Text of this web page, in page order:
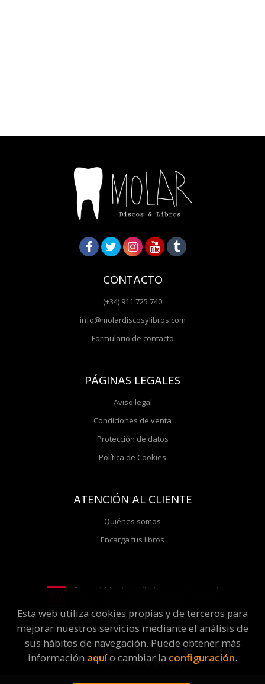
CONTACTO
(+34) 911 725 740
info@molardiscosylibros.com
Formulario de contacto
PÁGINAS LEGALES
Aviso legal
Condiciones de venta
Protección de datos
Política de Cookies
ATENCIÓN AL CLIENTE
Quiénes somos
Encarga tus libros
Esta actividad ha recibido una ayuda para la
2026 ©Molar Discos y Libros. Todos los Derechos
Reservados |Grupo Trevenque
Esta web utiliza cookies propias y de terceros para
mejorar nuestros servicios mediante el análisis de
sus hábitos de navegación. Puede obtener más
información aquío cambiar la configuración.